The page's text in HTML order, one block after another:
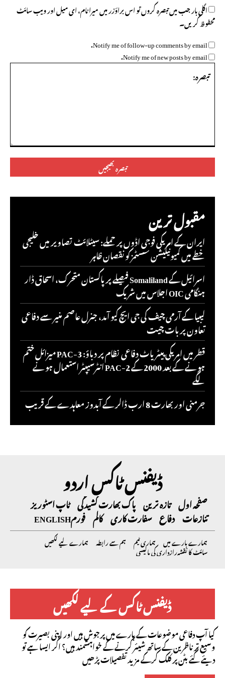
تبصرہ:
اگلی بار جب میں تبصرہ کروں تو اس براؤزر میں میرا نام، ای میل اور ویب سائٹ
محفوظ کریں۔
Notify me of follow-up comments by email.
Notify me of new posts by email.
مقبول ترین
ایران کے امریکی فوجی اڈوں پر حملے: سیٹلائٹ تصاویر میں خلیجی
خطے میں کمیونیکیشن سسٹمز کو نقصان ظاہر
اسرائیل کے Somaliland فیصلے پر پاکستان متحرک، اسحاق ڈار
ہنگامی OIC اجلاس میں شریک
لیبیا کے آرمی چیف کی جی ایچ کیو آمد، جنرل عاصم منیر سے دفاعی
تعاون پر بات چیت
قطر میں امریکی پیٹریاٹ دفاعی نظام پر دباؤ: PAC-3 میزائل ختم
ہونے کے بعد 2000 کے PAC-2 انٹرسیپٹر استعمال ہونے
لگے
جرمنی اور بھارت 8 ارب ڈالر کے آبدوز معاہدے کے قریب
ڈیفنس ٹاکس اردو
صفحہ اول تازہ ترین پاک بھارت کشیدگی ٹاپ اسٹوریز
تنازعات دفاع سفارت کاری کالم فورمENGLISH
ہمارے بارے میں ہماری ٹیم ہم سے رابطہ ہمارے لیے لکھیں
سائٹ کا نقشہرازداری کی پالیسی
ڈیفنس ٹاکس کے لیے لکھیں
کیا آپ دفاعی موضوعات کے بارے میں پرجوش ہیں اور اپنی بصیرت کو
وسیع تر ناظرین کے ساتھ شیئر کرنے کے خواہشمند ہیں؟ اگر ایسا ہے تو
دیئے گئے بٹن پر کلک کرکے مزید تفصیلات پڑھیں